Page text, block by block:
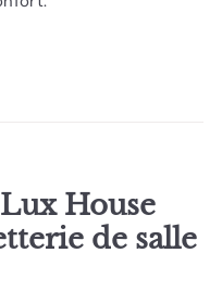
House
de salle